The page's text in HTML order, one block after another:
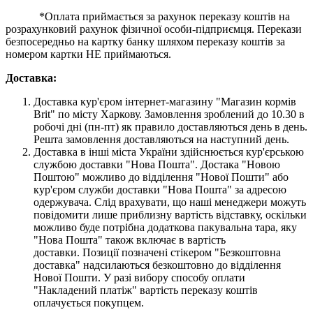
*Оплата приймається за рахунок переказу коштів на
розрахунковий рахунок фізичної особи-підприємця. Перекази
безпосередньо на картку банку шляхом переказу коштів за
номером картки НЕ приймаються.
Доставка:
Доставка кур'єром інтернет-магазину "Магазин кормів
Brit" по місту Харкову. Замовлення зроблений до 10.30 в
робочі дні (пн-пт) як правило доставляються день в день.
Решта замовлення доставляються на наступний день.
Доставка в інші міста України здійснюється кур'єрською
службою доставки "Нова Пошта". Достака "Новою
Поштою" можливо до відділення "Нової Пошти" або
кур'єром служби доставки "Нова Пошта" за адресою
одержувача. Слід врахувати, що наші менеджери можуть
повідомити лише приблизну вартість відставку, оскільки
можливо буде потрібна додаткова пакувальна тара, яку
"Нова Пошта" також включає в вартість
доставки. Позиції позначені стікером "Безкоштовна
доставка" надсилаються безкоштовно до відділення
Нової Пошти. У разі вибору способу оплати
"Накладений платіж" вартість переказу коштів
оплачується покупцем.